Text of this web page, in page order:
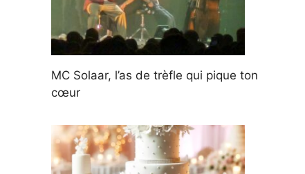
MC Solaar, l’as de trèfle qui pique ton
cœur